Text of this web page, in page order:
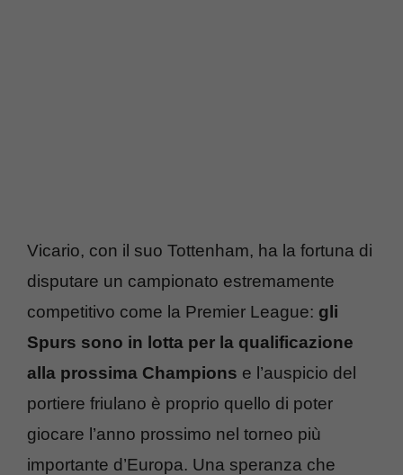
Vicario, con il suo Tottenham, ha la fortuna di
disputare un campionato estremamente
competitivo come la Premier League: gli
Spurs sono in lotta per la qualificazione
alla prossima Champions e l’auspicio del
portiere friulano è proprio quello di poter
giocare l’anno prossimo nel torneo più
importante d’Europa. Una speranza che